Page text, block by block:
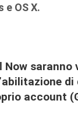
e OS X.
account